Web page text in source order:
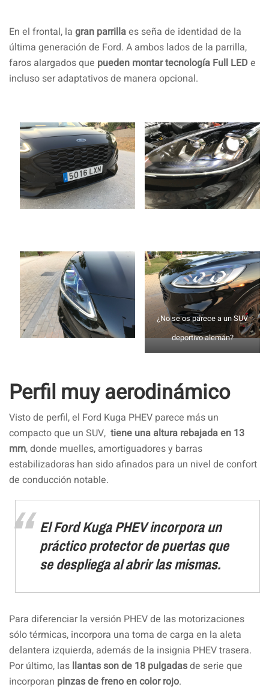
En el frontal, la gran parrillaes seña de identidad de la
última generación de Ford. A ambos lados de la parrilla,
faros alargados que pueden montar tecnología Full LEDe
incluso ser adaptativos de manera opcional.
¿No se os parece a un SUV
deportivo alemán?
Perfil muy aerodinámico
Visto de perfil, el Ford Kuga PHEV parece más un
compacto que un SUV, tiene una altura rebajada en 13
mm, donde muelles, amortiguadores y barras
estabilizadoras han sido afinados para un nivel de confort
de conducción notable.
El Ford Kuga PHEV incorpora un
práctico protector de puertas que
se despliega al abrir las mismas.
Para diferenciar la versión PHEV de las motorizaciones
sólo térmicas, incorpora una toma de carga en la aleta
delantera izquierda, además de la insignia PHEV trasera.
Por último, las llantas son de 18 pulgadasde serie que
incorporan pinzas de freno en color rojo.